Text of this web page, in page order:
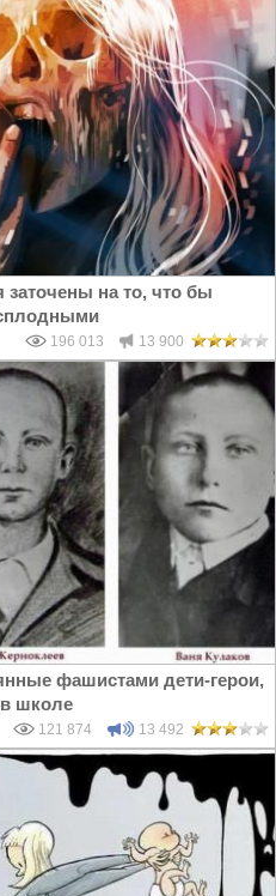
заточены на то, что бы
196 013 13 900
фашистами дети-герои,
школе
121 874 13 492